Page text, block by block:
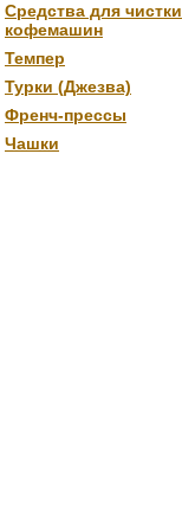
Средства для чистки
кофемашин
Темпер
Турки (Джезва)
Френч-прессы
Чашки